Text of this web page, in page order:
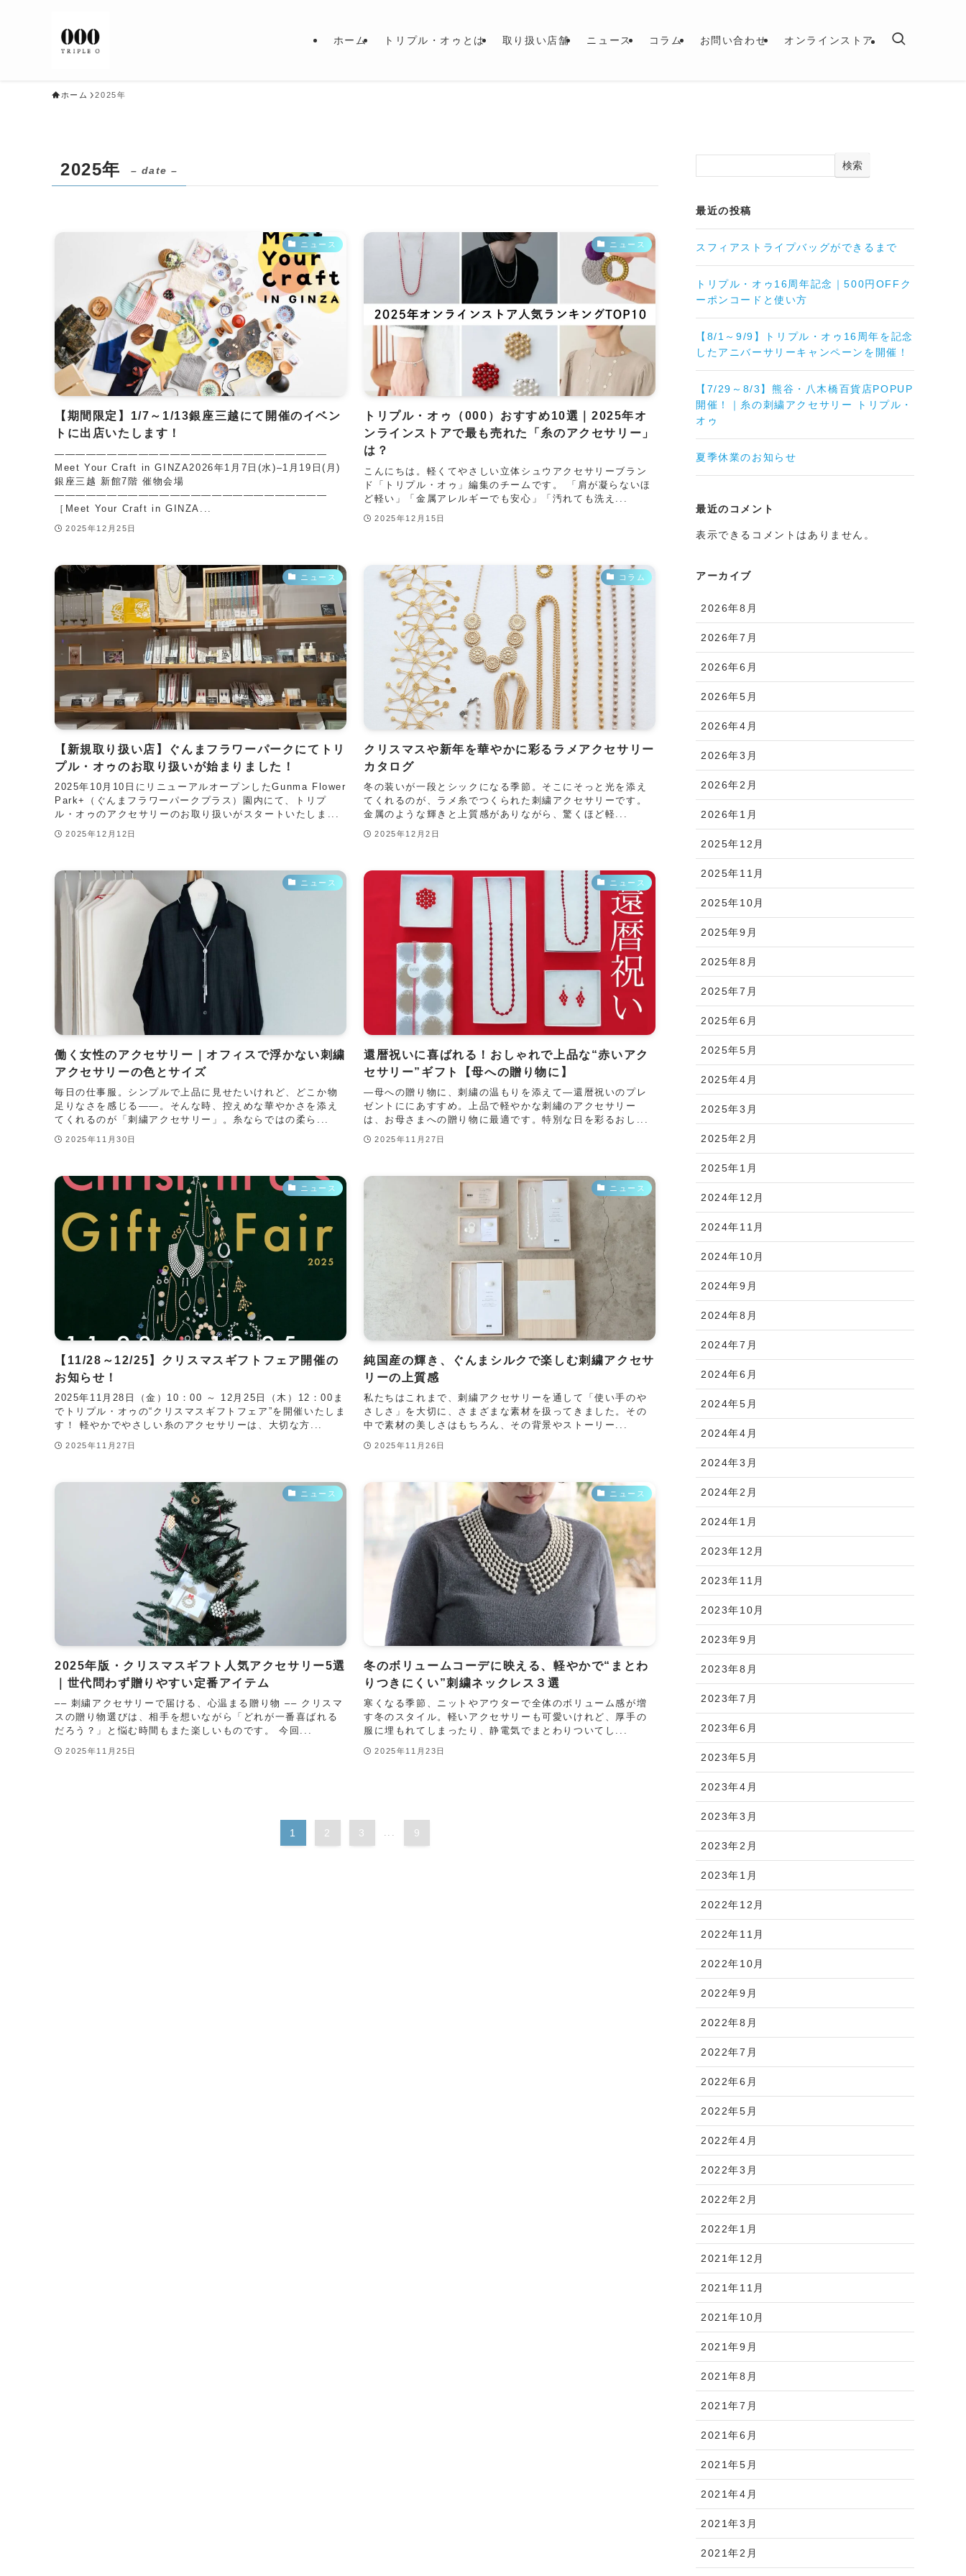
ホーム トリプル・オゥとは 取り扱い店舗 ニュース コラム お問い合わせ オンラインストア
ホーム 2025年
2025年 – date –
ニュース
【期間限定】1/7～1/13銀座三越にて開催のイベン
トに出店いたします！
——————————————————————————
Meet Your Craft in GINZA2026年1月7日(水)–1月19日(月)
銀座三越 新館7階 催物会場
——————————————————————————
［Meet Your Craft in GINZA...
2025年12月25日
ニュース
トリプル・オゥ（000）おすすめ10選｜2025年オ
ンラインストアで最も売れた「糸のアクセサリー」
は？
こんにちは。軽くてやさしい立体シュウアクセサリーブラン
ド「トリプル・オゥ」編集のチームです。 「肩が凝らないほ
ど軽い」「金属アレルギーでも安心」「汚れても洗え...
2025年12月15日
ニュース
【新規取り扱い店】ぐんまフラワーパークにてトリ
プル・オゥのお取り扱いが始まりました！
2025年10月10日にリニューアルオープンしたGunma Flower
Park+（ぐんまフラワーパークプラス）園内にて、トリプ
ル・オゥのアクセサリーのお取り扱いがスタートいたしま...
2025年12月12日
コラム
クリスマスや新年を華やかに彩るラメアクセサリー
カタログ
冬の装いが一段とシックになる季節。そこにそっと光を添え
てくれるのが、ラメ糸でつくられた刺繍アクセサリーです。
金属のような輝きと上質感がありながら、驚くほど軽...
2025年12月2日
ニュース
働く女性のアクセサリー｜オフィスで浮かない刺繍
アクセサリーの色とサイズ
毎日の仕事服。シンプルで上品に見せたいけれど、どこか物
足りなさを感じる——。そんな時、控えめな華やかさを添え
てくれるのが「刺繍アクセサリー」。糸ならではの柔ら...
2025年11月30日
ニュース
還暦祝いに喜ばれる！おしゃれで上品な“赤いアク
セサリー”ギフト【母への贈り物に】
―母への贈り物に、刺繍の温もりを添えて―還暦祝いのプレ
ゼントににあすすめ。上品で軽やかな刺繡のアクセサリー
は、お母さまへの贈り物に最適です。特別な日を彩るおし...
2025年11月27日
ニュース
【11/28～12/25】クリスマスギフトフェア開催の
お知らせ！
2025年11月28日（金）10：00 ～ 12月25日（木）12：00ま
でトリプル・オゥの“クリスマスギフトフェア”を開催いたしま
す！ 軽やかでやさしい糸のアクセサリーは、大切な方...
2025年11月27日
ニュース
純国産の輝き、ぐんまシルクで楽しむ刺繍アクセサ
リーの上質感
私たちはこれまで、刺繍アクセサリーを通して「使い手のや
さしさ」を大切に、さまざまな素材を扱ってきました。その
中で素材の美しさはもちろん、その背景やストーリー...
2025年11月26日
ニュース
2025年版・クリスマスギフト人気アクセサリー5選
｜世代問わず贈りやすい定番アイテム
–– 刺繍アクセサリーで届ける、心温まる贈り物 –– クリスマ
スの贈り物選びは、相手を想いながら「どれが一番喜ばれる
だろう？」と悩む時間もまた楽しいものです。 今回...
2025年11月25日
ニュース
冬のボリュームコーデに映える、軽やかで“まとわ
りつきにくい”刺繍ネックレス３選
寒くなる季節、ニットやアウターで全体のボリューム感が増
す冬のスタイル。軽いアクセサリーも可愛いけれど、厚手の
服に埋もれてしまったり、静電気でまとわりついてし...
2025年11月23日
1 2 3 9
検索
最近の投稿
スフィアストライプバッグができるまで
トリプル・オゥ16周年記念｜500円OFFク
ーポンコードと使い方
【8/1～9/9】トリプル・オゥ16周年を記念
したアニバーサリーキャンペーンを開催！
【7/29～8/3】熊谷・八木橋百貨店POPUP
開催！｜糸の刺繍アクセサリー トリプル・
オゥ
夏季休業のお知らせ
最近のコメント
表示できるコメントはありません。
アーカイブ
2026年8月
2026年7月
2026年6月
2026年5月
2026年4月
2026年3月
2026年2月
2026年1月
2025年12月
2025年11月
2025年10月
2025年9月
2025年8月
2025年7月
2025年6月
2025年5月
2025年4月
2025年3月
2025年2月
2025年1月
2024年12月
2024年11月
2024年10月
2024年9月
2024年8月
2024年7月
2024年6月
2024年5月
2024年4月
2024年3月
2024年2月
2024年1月
2023年12月
2023年11月
2023年10月
2023年9月
2023年8月
2023年7月
2023年6月
2023年5月
2023年4月
2023年3月
2023年2月
2023年1月
2022年12月
2022年11月
2022年10月
2022年9月
2022年8月
2022年7月
2022年6月
2022年5月
2022年4月
2022年3月
2022年2月
2022年1月
2021年12月
2021年11月
2021年10月
2021年9月
2021年8月
2021年7月
2021年6月
2021年5月
2021年4月
2021年3月
2021年2月